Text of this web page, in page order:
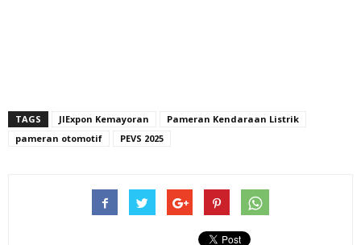
TAGS JIExpon Kemayoran
Pameran Kendaraan Listrik
pameran otomotif
PEVS 2025